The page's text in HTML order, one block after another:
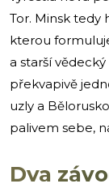
Tor. Minsk tedy
kterou
a starší
překvapivě
uzly a
palivem sebe,
Dva